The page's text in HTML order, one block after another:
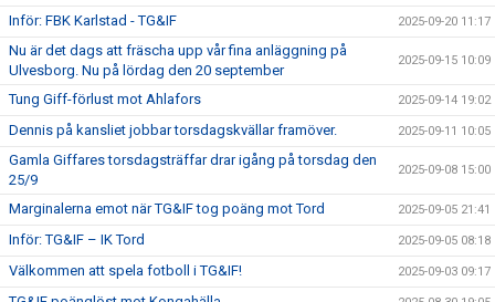
Inför: FBK Karlstad - TG&IF 2025-09-20 11:17
Nu är det dags att fräscha upp vår fina anläggning på
Ulvesborg. Nu på lördag den 20 september
2025-09-15 10:09
Tung Giff-förlust mot Ahlafors 2025-09-14 19:02
Dennis på kansliet jobbar torsdagskvällar framöver. 2025-09-11 10:05
Gamla Giffares torsdagsträffar drar igång på torsdag den
25/9
2025-09-08 15:00
Marginalerna emot när TG&IF tog poäng mot Tord 2025-09-05 21:41
Inför: TG&IF – IK Tord 2025-09-05 08:18
Välkommen att spela fotboll i TG&IF! 2025-09-03 09:17